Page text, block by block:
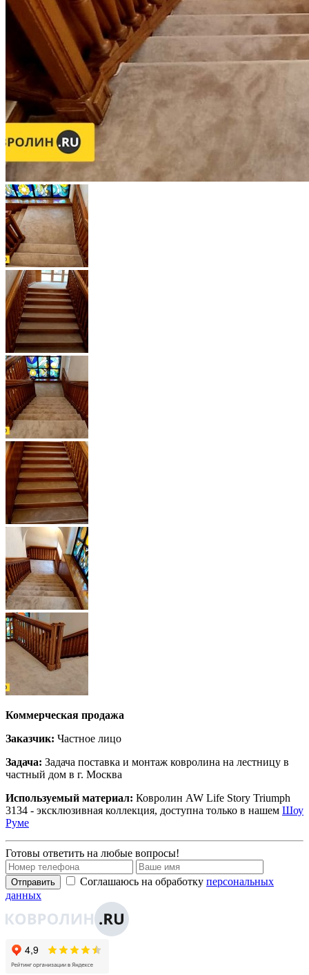
Коммерческая продажа
Заказчик: Частное лицо
Задача: Задача поставка и монтаж ковролина на лестницу в
частный дом в г. Москва
Используемый материал: Ковролин AW Life Story Triumph
3134 - эксклюзивная коллекция, доступна только в нашем Шоу
Руме
Готовы ответить на любые вопросы!
Отправить Соглашаюсь на обработку персональных
данных